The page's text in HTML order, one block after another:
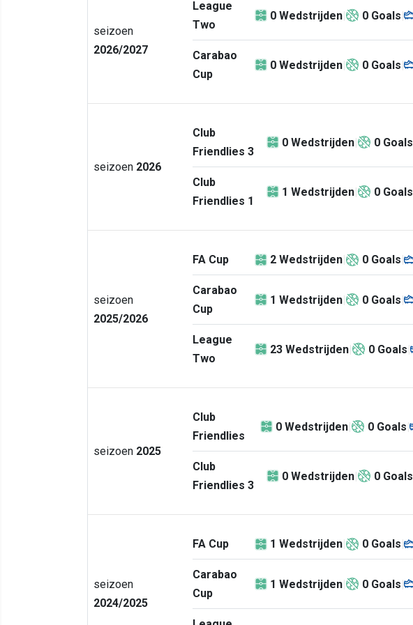
seizoen
2026/2027
League
Two
0 Wedstrijden 0 Goals
Carabao
Cup
0 Wedstrijden 0 Goals
seizoen 2026
Club
Friendlies 3
0 Wedstrijden 0 Goals
Club
Friendlies 1
1 Wedstrijden 0 Goals
seizoen
2025/2026
FA Cup 2 Wedstrijden 0 Goals
Carabao
Cup
1 Wedstrijden 0 Goals
League
Two
23 Wedstrijden 0 Goals
seizoen 2025
Club
Friendlies
0 Wedstrijden 0 Goals
Club
Friendlies 3
0 Wedstrijden 0 Goals
seizoen
2024/2025
FA Cup 1 Wedstrijden 0 Goals
Carabao
Cup
1 Wedstrijden 0 Goals